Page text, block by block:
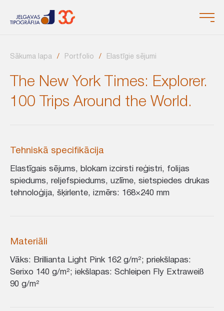
Sākuma lapa Portfolio Elastīgie sējumi
The New York Times: Explorer.
100 Trips Around the World.
Tehniskā specifikācija
Elastīgais sējums, blokam izcirsti reģistri, folijas
spiedums, reljefspiedums, uzlīme, sietspiedes drukas
tehnoloģija, šķirlente, izmērs: 168×240 mm
Materiāli
Vāks: Brillianta Light Pink 162 g/m²; priekšlapas:
Serixo 140 g/m²; iekšlapas: Schleipen Fly Extraweiß
90 g/m²